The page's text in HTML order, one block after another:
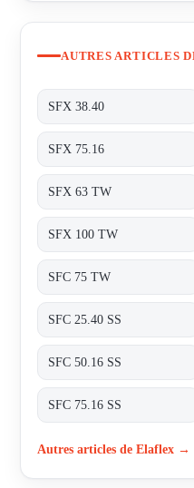
AUTRES ARTICLES
SFX 38.40
SFX 75.16
SFX 63 TW
SFX 100 TW
SFC 75 TW
SFC 25.40 SS
SFC 50.16 SS
SFC 75.16 SS
Autres articles de Elaflex →